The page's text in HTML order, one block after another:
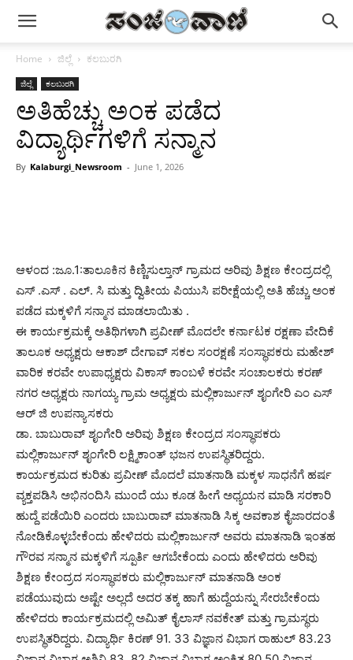
Home ಜಿಲ್ಲೆ ಕಲಬುರಗಿ
ಜಿಲ್ಲೆ ಕಲಬುರಗಿ
ಅತಿಹೆಚ್ಚು ಅಂಕ ಪಡೆದ
ವಿದ್ಯಾರ್ಥಿಗಳಿಗೆ ಸನ್ಮಾನ
By Kalaburgi_Newsroom - June 1, 2026
ಆಳಂದ :ಜೂ.1:ತಾಲೂಕಿನ ಕಿಣ್ಣಿಸುಲ್ತಾನ್ ಗ್ರಾಮದ ಅರಿವು ಶಿಕ್ಷಣ ಕೇಂದ್ರದಲ್ಲಿ
ಎಸ್ .ಎಸ್ . ಎಲ್. ಸಿ ಮತ್ತು ದ್ವಿತೀಯ ಪಿಯುಸಿ ಪರೀಕ್ಷೆಯಲ್ಲಿ ಅತಿ ಹೆಚ್ಚು ಅಂಕ
ಪಡೆದ ಮಕ್ಕಳಿಗೆ ಸನ್ಮಾನ ಮಾಡಲಾಯಿತು .
ಈ ಕಾರ್ಯಕ್ರಮಕ್ಕೆ ಅತಿಥಿಗಳಾಗಿ ಪ್ರವೀಣ್ ಮೊದಲೇ ಕರ್ನಾಟಕ ರಕ್ಷಣಾ ವೇದಿಕೆ
ತಾಲೂಕ ಅಧ್ಯಕ್ಷರು ಆಕಾಶ್ ದೇಗಾವ್ ಸಕಲ ಸಂರಕ್ಷಣೆ ಸಂಸ್ಥಾಪಕರು ಮಹೇಶ್
ವಾರಿಕ ಕರವೇ ಉಪಾಧ್ಯಕ್ಷರು ವಿಕಾಸ್ ಕಾಂಬಳೆ ಕರವೇ ಸಂಚಾಲಕರು ಕರಣ್
ನಗರ ಅಧ್ಯಕ್ಷರು ನಾಗಯ್ಯ ಗ್ರಾಮ ಅಧ್ಯಕ್ಷರು ಮಲ್ಲಿಕಾರ್ಜುನ್ ಶೃಂಗೇರಿ ಎಂ ಎಸ್
ಆರ್ ಜಿ ಉಪನ್ಯಾಸಕರು
ಡಾ. ಬಾಬುರಾವ್ ಶೃಂಗೇರಿ ಅರಿವು ಶಿಕ್ಷಣ ಕೇಂದ್ರದ ಸಂಸ್ಥಾಪಕರು
ಮಲ್ಲಿಕಾರ್ಜುನ್ ಶೃಂಗೇರಿ ಲಕ್ಷ್ಮಿಕಾಂತ್ ಭಜನ ಉಪಸ್ಥಿತರಿದ್ದರು.
ಕಾರ್ಯಕ್ರಮದ ಕುರಿತು ಪ್ರವೀಣ್ ಮೊದಲೆ ಮಾತನಾಡಿ ಮಕ್ಕಳ ಸಾಧನೆಗೆ ಹರ್ಷ
ವ್ಯಕ್ತಪಡಿಸಿ ಅಭಿನಂದಿಸಿ ಮುಂದೆ ಯು ಕೂಡ ಹೀಗೆ ಅಧ್ಯಯನ ಮಾಡಿ ಸರಕಾರಿ
ಹುದ್ದೆ ಪಡೆಯಿರಿ ಎಂದರು ಬಾಬುರಾವ್ ಮಾತನಾಡಿ ಸಿಕ್ಕ ಅವಕಾಶ ಕೈಜಾರದಂತೆ
ನೋಡಿಕೊಳ್ಳಬೇಕೆಂದು ಹೇಳಿದರು ಮಲ್ಲಿಕಾರ್ಜುನ್ ಅವರು ಮಾತನಾಡಿ ಇಂತಹ
ಗೌರವ ಸನ್ಮಾನ ಮಕ್ಕಳಿಗೆ ಸ್ಪೂರ್ತಿ ಆಗಬೇಕೆಂದು ಎಂದು ಹೇಳಿದರು ಅರಿವು
ಶಿಕ್ಷಣ ಕೇಂದ್ರದ ಸಂಸ್ಥಾಪಕರು ಮಲ್ಲಿಕಾರ್ಜುನ್ ಮಾತನಾಡಿ ಅಂಕ
ಪಡೆಯುವುದು ಅಷ್ಟೇ ಅಲ್ಲದೆ ಅದರ ತಕ್ಕ ಹಾಗೆ ಹುದ್ದೆಯನ್ನು ಸೇರಬೇಕೆಂದು
ಹೇಳಿದರು ಕಾರ್ಯಕ್ರಮದಲ್ಲಿ ಅಮಿತ್ ಕೈಲಾಸ್ ನವಕೇತ್ ಮತ್ತು ಗ್ರಾಮಸ್ಥರು
ಉಪಸ್ಥಿತರಿದ್ದರು. ವಿದ್ಯಾರ್ಥಿ ಕಿರಣ್ 91. 33 ವಿಜ್ಞಾನ ವಿಭಾಗ ರಾಹುಲ್ 83.23